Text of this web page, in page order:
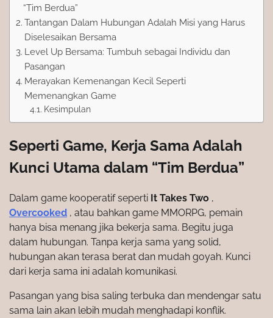
“Tim Berdua”
Tantangan Dalam Hubungan Adalah Misi yang Harus
Diselesaikan Bersama
Level Up Bersama: Tumbuh sebagai Individu dan
Pasangan
Merayakan Kemenangan Kecil Seperti
Memenangkan Game
Kesimpulan
Seperti Game, Kerja Sama Adalah
Kunci Utama dalam “Tim Berdua”
Dalam game kooperatif seperti It Takes Two ,
Overcooked , atau bahkan game MMORPG, pemain
hanya bisa menang jika bekerja sama. Begitu juga
dalam hubungan. Tanpa kerja sama yang solid,
hubungan akan terasa berat dan mudah goyah. Kunci
dari kerja sama ini adalah komunikasi.
Pasangan yang bisa saling terbuka dan mendengar satu
sama lain akan lebih mudah menghadapi konflik.